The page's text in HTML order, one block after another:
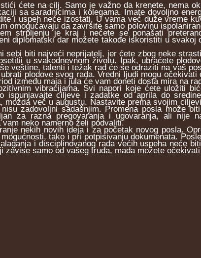
ćete na cilj. Samo je važno da krenete, nema
sa saradnicima i kolegama. Imate dovoljno
i uspeh neće izostati. U vama već duže vreme
omogućavaju da završite samo polovinu
strpljenju je kraj i nećete se ponašati
diplomatski dar možete takođe iskoristiti u
biti najveći neprijatelj, jer ćete zbog neke
u svakodnevnom životu. Ipak, ubraćete
veštine, talenti i težak rad će se odraziti na vaš
plodove svog rada. Vredni ljudi mogu
između maja i jula će vam doneti dosta mira na
vibracijama. Svi napori koje ćete uložiti
ispunjavajte ciljeve i zadatke od aprila do
možda već u augustu. Nastavite prema svojim
zadovoljni sadašnjim. Promena posla može
za razna pregovaranja i ugovaranja, ali nije
neko namerno želi podvaliti.
nekih novih ideja i za početak novog posla.
tako i pri potpisivanju dokumenata.
i disciplinovanog rada većih uspeha neće
zavise samo od vašeg truda, mada možete